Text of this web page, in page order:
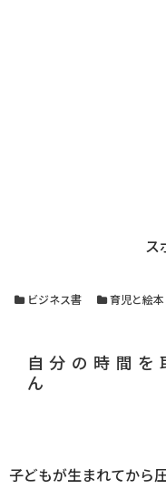
ス
ビジネス書 育児と絵本
自分の時間
ん
子どもが生まれてから